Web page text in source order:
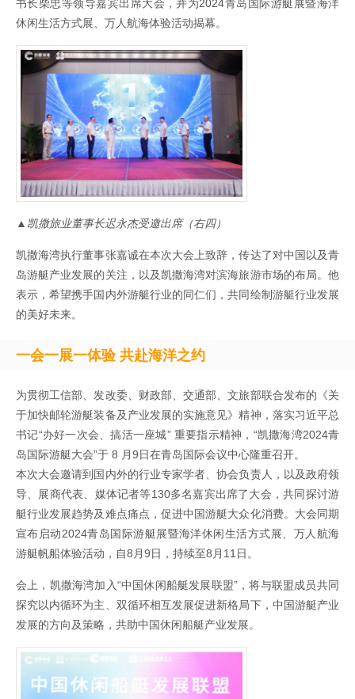
书长柴忠等领导嘉宾出席大会，并为2024青岛国际游艇展暨海洋
休闲生活方式展、万人航海体验活动揭幕。
▲凯撒旅业董事长迟永杰受邀出席（右四）
凯撒海湾执行董事张嘉诚在本次大会上致辞，传达了对中国以及青
岛游艇产业发展的关注，以及凯撒海湾对滨海旅游市场的布局。他
表示，希望携手国内外游艇行业的同仁们，共同绘制游艇行业发展
的美好未来。
一会一展一体验 共赴海洋之约
为贯彻工信部、发改委、财政部、交通部、文旅部联合发布的《关
于加快邮轮游艇装备及产业发展的实施意见》精神，落实习近平总
书记“办好一次会、搞活一座城” 重要指示精神，“凯撒海湾2024青
岛国际游艇大会”于 8 月9日在青岛国际会议中心隆重召开。
本次大会邀请到国内外的行业专家学者、协会负责人，以及政府领
导、展商代表、媒体记者等130多名嘉宾出席了大会，共同探讨游
艇行业发展趋势及难点痛点，促进中国游艇大众化消费。大会同期
宣布启动2024青岛国际游艇展暨海洋休闲生活方式展、万人航海
游艇帆船体验活动，自8月9日，持续至8月11日。
会上，凯撒海湾加入“中国休闲船艇发展联盟”，将与联盟成员‌共同
探究以内循环为主、双循环相互发展促进新格局下，中国游艇产业
发展的方向及策略，共助中国休闲船艇产业发展。